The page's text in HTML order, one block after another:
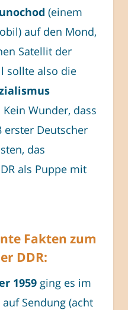
(einem
auf den Mond,
Satellit der
sollte also die
Wunder, dass
erster Deutscher
das
als Puppe mit
Fakten zum
DDR:
1959 ging es im
auf Sendung (acht